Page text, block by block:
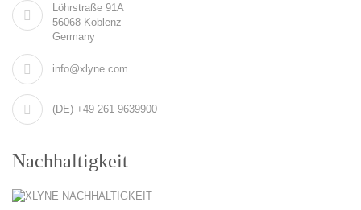
Löhrstraße 91A
56068 Koblenz
Germany
info@xlyne.com
(DE) +49 261 9639900
Nachhaltigkeit